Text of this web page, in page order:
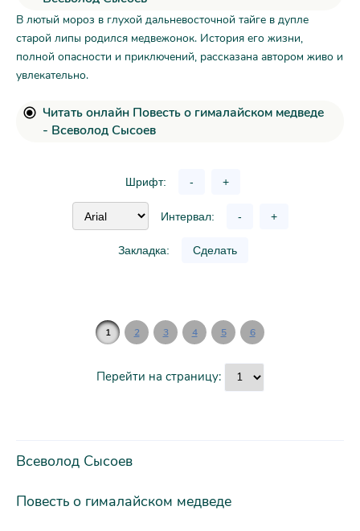
В лютый мороз в глухой дальневосточной тайге в дупле
старой липы родился медвежонок. История его жизни,
полной опасности и приключений, рассказана автором живо и
увлекательно.
Читать онлайн Повесть о гималайском медведе
- Всеволод Сысоев
Шрифт: - +
Интервал: - +
Закладка: Сделать
1 2 3 4 5 6
Перейти на страницу:
Всеволод Сысоев
Повесть о гималайском медведе